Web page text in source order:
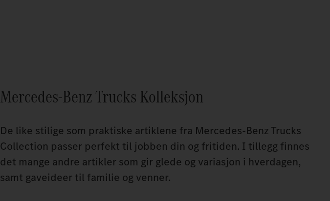
Mercedes-Benz Trucks Kolleksjon
De like stilige som praktiske artiklene fra Mercedes‑Benz Trucks
Collection passer perfekt til jobben din og fritiden. I tillegg finnes
det mange andre artikler som gir glede og variasjon i hverdagen,
samt gaveideer til familie og venner.